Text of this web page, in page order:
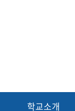
학교소개